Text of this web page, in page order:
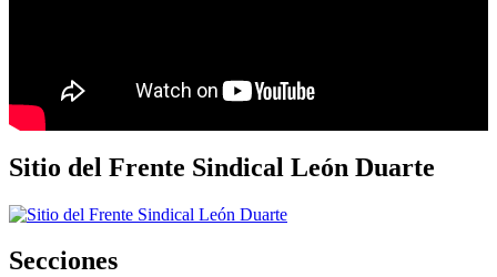
Sitio del Frente Sindical León Duarte
Secciones